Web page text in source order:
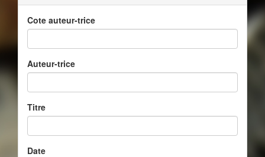
Cote auteur-trice
Auteur-trice
Titre
Date